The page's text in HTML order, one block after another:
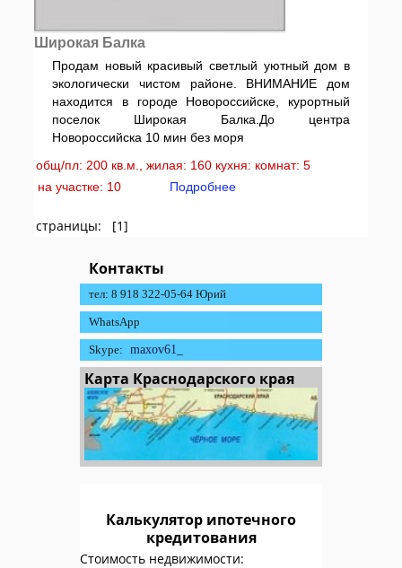
Широкая Балка
Продам новый красивый светлый уютный дом в
экологически чистом районе. ВНИМАНИЕ дом
находится в городе Новороссийске, курортный
поселок Широкая Балка.До центра
Новороссийска 10 мин без моря
общ/пл: 200 кв.м., жилая: 160 кухня: комнат: 5
на участке: 10
Подробнее
страницы: [1]
Контакты
тел: 8 918 322-05-64 Юрий
WhatsApp
Skype: maxov61_
Карта Краснодарского края
Калькулятор ипотечного
кредитования
Стоимость недвижимости: